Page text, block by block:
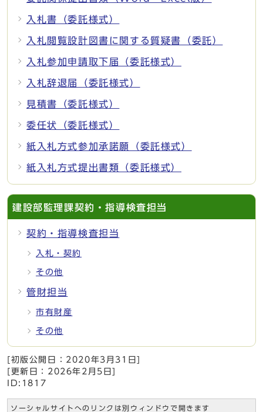
入札書（委託様式）
入札閲覧設計図書に関する質疑書（委託）
入札参加申請取下届（委託様式）
入札辞退届（委託様式）
見積書（委託様式）
委任状（委託様式）
紙入札方式参加承諾願（委託様式）
紙入札方式提出書類（委託様式）
建設部監理課契約・指導検査担当
契約・指導検査担当
入札・契約
その他
管財担当
市有財産
その他
[初版公開日： 2020年3月31日
[更新日： 2026年2月5日
ID:1817
ソーシャルサイトへのリンクは別ウィンドウで開きます